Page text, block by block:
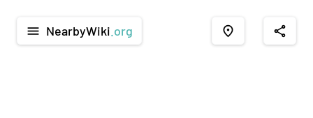
menu NearbyWiki .org place share